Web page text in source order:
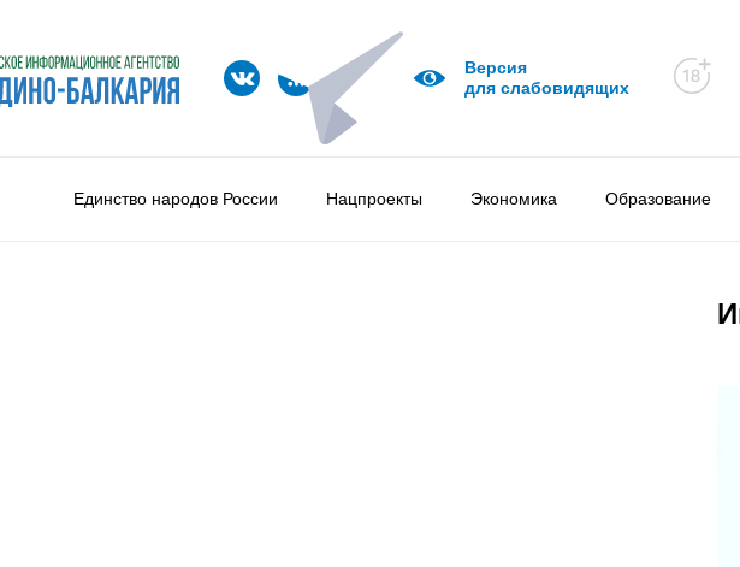
Версия
для слабовидящих
Единство народов России Нацпроекты Экономика Образование